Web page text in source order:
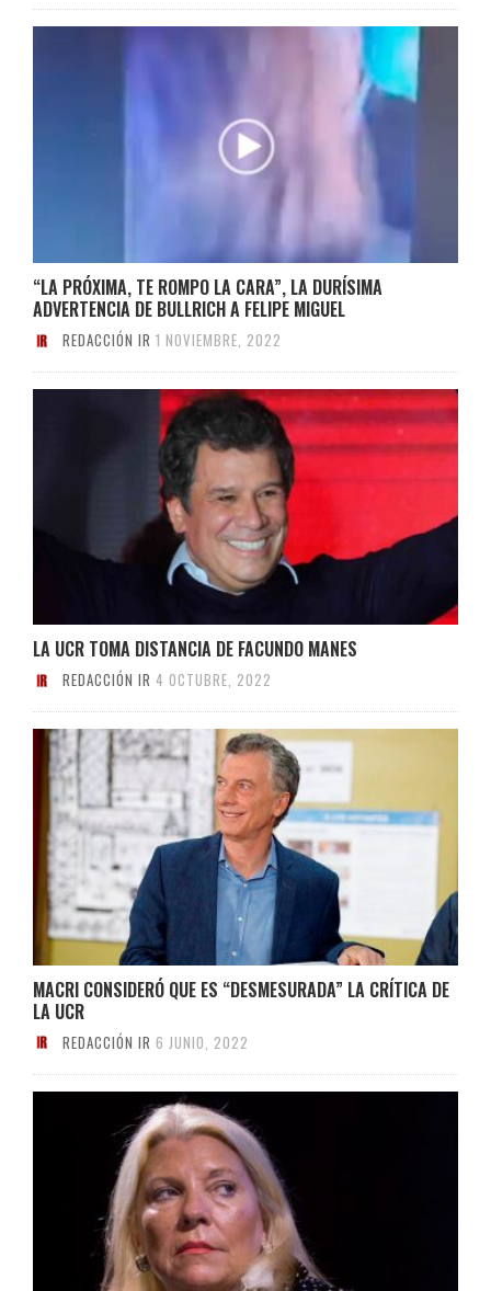
“LA PRÓXIMA, TE ROMPO LA CARA”, LA DURÍSIMA
ADVERTENCIA DE BULLRICH A FELIPE MIGUEL
REDACCIÓN IR 1 NOVIEMBRE, 2022
LA UCR TOMA DISTANCIA DE FACUNDO MANES
REDACCIÓN IR 4 OCTUBRE, 2022
MACRI CONSIDERÓ QUE ES “DESMESURADA” LA CRÍTICA DE
LA UCR
REDACCIÓN IR 6 JUNIO, 2022